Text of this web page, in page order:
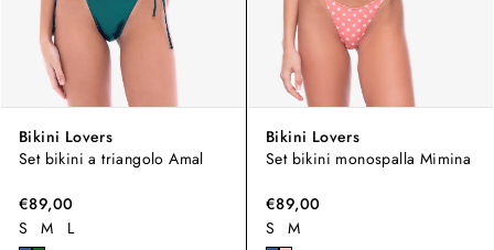
Bikini Lovers
Set bikini a triangolo Amal
€89,00
S
M L
Bikini Lovers
Set bikini monospalla Mimina
€89,00
S
M